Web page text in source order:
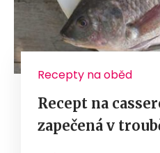
Recepty na oběd
Recept na
zapečená v